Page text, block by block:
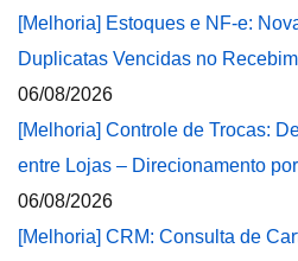
[Melhoria] Estoques e NF-e:
Duplicatas Vencidas no
06/08/2026
[Melhoria] Controle de Trocas:
entre Lojas – Direcionamento
06/08/2026
[Melhoria] CRM: Consulta de